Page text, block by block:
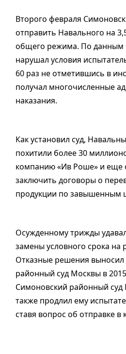
Второго февраля
отправить Навального на
общего режима. По
нарушал условия
60 раз не отметившись в
получал многочисленные
наказания.
Как установил суд,
похитили более 30
компанию «Ив Роше» и еще
заключить договоры о
продукции по завышенным
Осужденному трижды
замены условного срока на
Отказные решения
районный суд Москвы в
Симоновский районный суд
также продлил ему
ставя вопрос об отправке в